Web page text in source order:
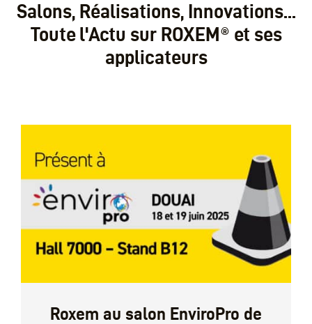
Salons, Réalisations, Innovations...
Toute l'Actu sur ROXEM® et ses
applicateurs
Roxem au salon EnviroPro de